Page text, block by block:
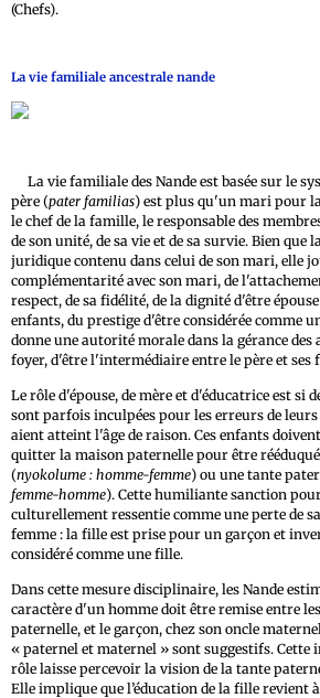
(Chefs).
La vie familiale ancestrale nande
La vie familiale des Nande est basée sur le
père (pater familias) est plus qu'un mari pour
le chef de la famille, le responsable des
de son unité, de sa vie et de sa survie. Bien
juridique contenu dans celui de son mari, elle
complémentarité avec son mari, de
respect, de sa fidélité, de la dignité d'être
enfants, du prestige d'être considérée comme
donne une autorité morale dans la gérance
foyer, d'être l'intermédiaire entre le père et ses
Le rôle d'épouse, de mère et d'éducatrice est si
sont parfois inculpées pour les erreurs de
aient atteint l'âge de raison. Ces enfants
quitter la maison paternelle pour être
(nyokolume : homme-femme) ou une tante
femme-homme). Cette humiliante sanction
culturellement ressentie comme une perte de
femme : la fille est prise pour un garçon et
considéré comme une fille.
Dans cette mesure disciplinaire, les Nande
caractère d'un homme doit être remise entre
paternelle, et le garçon, chez son oncle
« paternel et maternel » sont suggestifs. Cette
rôle laisse percevoir la vision de la tante
Elle implique que l’éducation de la fille revient